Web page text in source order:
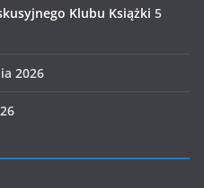
Klubu Książki 5
2026